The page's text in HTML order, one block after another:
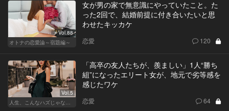
Vol.88
オトナの恋愛論～宿題編～
女が男の家で無意識にやっていたこと。た
った2回で、結婚前提に付き合いたいと思
わせたキッカケ
恋愛 120
Vol.5
「高卒の友人たちが、羨ましい」1人“勝ち
組”になったエリート女が、地元で劣等感を
感じたワケ
恋愛 64